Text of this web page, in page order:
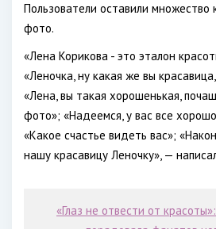
Пользователи оставили
фото.
«Лена Корикова - это эталон
«Леночка, ну какая же вы
«Лена, вы такая хорошенькая,
фото»; «Надеемся, у вас все
«Какое счастье видеть вас»;
нашу красавицу Леночку», —
«Глаз не отвести от